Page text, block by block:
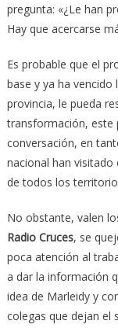
pregunta: «¿Le han
Hay que acercarse
Es probable que el
base y ya ha vencido
provincia, le pueda
transformación, este
conversación, en
nacional han
de todos los
No obstante, valen
Radio Cruces, se
poca atención al
a dar la información
idea de Marleidy y
colegas que dejan el